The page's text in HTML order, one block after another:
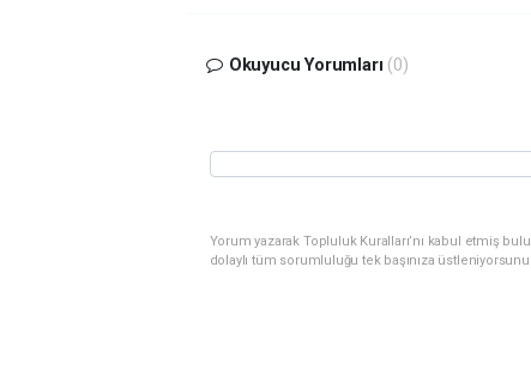
Okuyucu Yorumları (0)
Yorum yazarak Topluluk Kuralları’nı kabul etmiş
dolaylı tüm sorumluluğu tek başınıza